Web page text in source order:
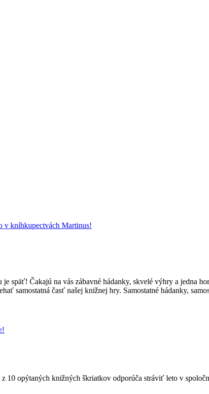
v kníhkupectvách Martinus!
späť! Čakajú na vás zábavné hádanky, skvelé výhry a jedna
samostatná časť našej knižnej hry. Samostatné hádanky,
opýtaných knižných škriatkov odporúča stráviť leto v